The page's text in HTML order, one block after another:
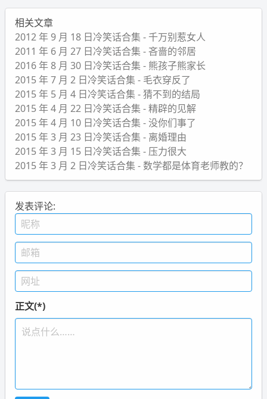
相关文章
2012 年 9 月 18 日冷笑话合集 - 千万别惹女人
2011 年 6 月 27 日冷笑话合集 - 吝啬的邻居
2016 年 8 月 30 日冷笑话合集 - 熊孩子熊家长
2015 年 7 月 2 日冷笑话合集 - 毛衣穿反了
2015 年 5 月 4 日冷笑话合集 - 猜不到的结局
2015 年 4 月 22 日冷笑话合集 - 精辟的见解
2015 年 4 月 10 日冷笑话合集 - 没你们事了
2015 年 3 月 23 日冷笑话合集 - 离婚理由
2015 年 3 月 15 日冷笑话合集 - 压力很大
2015 年 3 月 2 日冷笑话合集 - 数学都是体育老师教的？
发表评论:
正文(*)